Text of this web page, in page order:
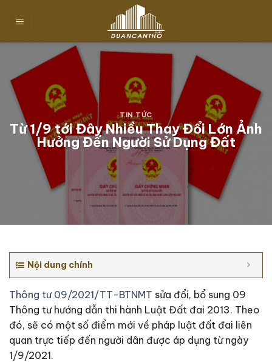
đến
TIN TỨC
Từ 1/9 tới Đây Nhiều Thay Đổi Lớn Ảnh
Hưởng Đến Người Sử Dụng Đất
Nội dung chính
Thông tư 09/2021/TT-BTNMT sửa đổi, bổ sung 09
Thông tư hướng dẫn thi hành Luật Đất đai 2013. Theo
đó, sẽ có một số điểm mới về pháp luật đất đai liên
quan trực tiếp đến người dân được áp dụng từ ngày
1/9/2021.